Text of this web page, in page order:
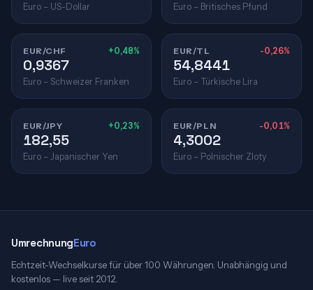
Euro – US-Dollar Euro – Britisches Pfund
EUR/CHF +0,48%
0,9367
Euro – Schweizer Franken
EUR/TL -0,26%
54,8441
Euro – Türkische Lira
EUR/JPY +0,23%
182,55
Euro – Japanischer Yen
EUR/PLN -0,01%
4,3002
Euro – Polnischer Zloty
UmrechnungEuro
Echtzeit-Wechselkurse für über 100 Währungen. Unabhängig und
kostenlos — live seit 2012.